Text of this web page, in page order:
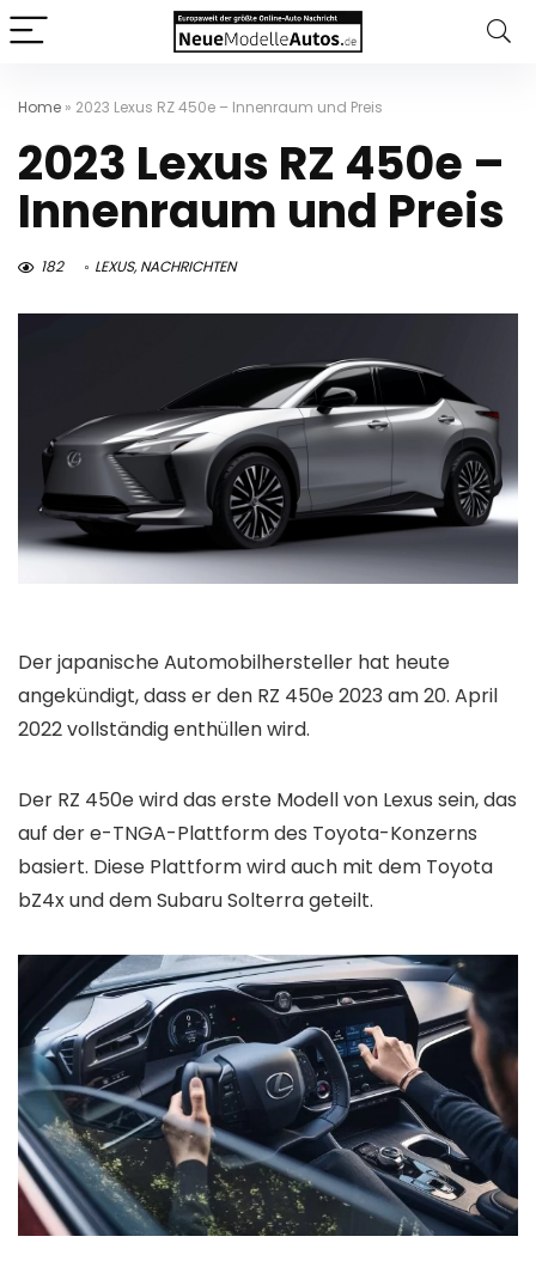
Home » 2023 Lexus RZ 450e – Innenraum und Preis
2023 Lexus RZ 450e –
Innenraum und Preis
182 LEXUS,NACHRICHTEN
Der japanische Automobilhersteller hat heute
angekündigt, dass er den RZ 450e 2023 am 20. April
2022 vollständig enthüllen wird.
Der RZ 450e wird das erste Modell von Lexus sein, das
auf der e-TNGA-Plattform des Toyota-Konzerns
basiert. Diese Plattform wird auch mit dem Toyota
bZ4x und dem Subaru Solterra geteilt.